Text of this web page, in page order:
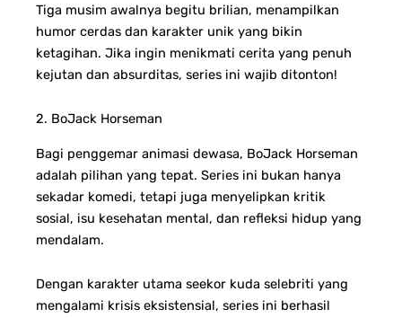
Tiga musim awalnya begitu brilian, menampilkan
humor cerdas dan karakter unik yang bikin
ketagihan. Jika ingin menikmati cerita yang penuh
kejutan dan absurditas, series ini wajib ditonton!
2. BoJack Horseman
Bagi penggemar animasi dewasa, BoJack Horseman
adalah pilihan yang tepat. Series ini bukan hanya
sekadar komedi, tetapi juga menyelipkan kritik
sosial, isu kesehatan mental, dan refleksi hidup yang
mendalam.
Dengan karakter utama seekor kuda selebriti yang
mengalami krisis eksistensial, series ini berhasil